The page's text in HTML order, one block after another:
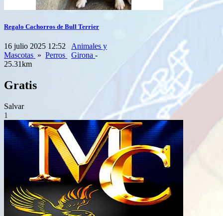
Regalo Cachorros de Bull Terrier
16 julio 2025 12:52
Animales y
Mascotas » Perros Girona -
25.31km
Gratis
Salvar
1